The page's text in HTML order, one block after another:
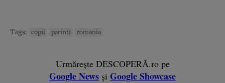
Tags: copii parinti romania
Urmărește DESCOPERĂ.ro pe
Google News și Google Showcase